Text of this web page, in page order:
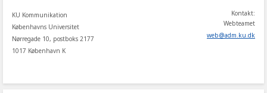
KU Kommunikation
Københavns Universitet
Nørregade 10, postboks 2177
1017 København K
Kontakt:
Webteamet
web@adm ku dk